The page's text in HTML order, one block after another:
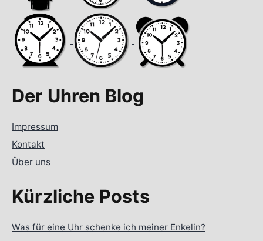
Der Uhren Blog
Impressum
Kontakt
Über uns
Kürzliche Posts
Was für eine Uhr schenke ich meiner Enkelin?